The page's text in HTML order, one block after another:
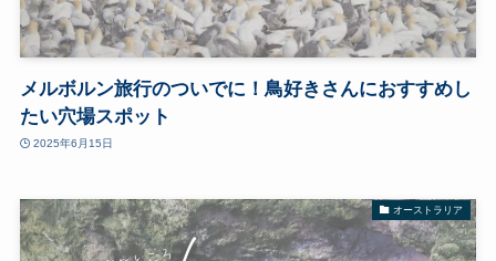
メルボルン旅行のついでに！鳥好きさんにおすすめし
たい穴場スポット
2025年6月15日
オーストラリア